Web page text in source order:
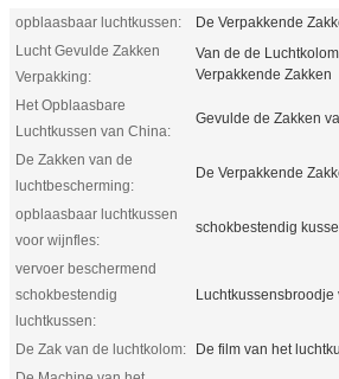
opblaasbaar luchtkussen:
De Verpakkende
Lucht Gevulde Zakken
Verpakking:
Van de de
Verpakkende Zakken
Het Opblaasbare
Luchtkussen van China:
Gevulde de Zakken
De Zakken van de
luchtbescherming:
De Verpakkende
opblaasbaar luchtkussen
voor wijnfles:
schokbestendig
vervoer beschermend
schokbestendig
luchtkussen:
Luchtkussensbroodje
De Zak van de luchtkolom:
De film van het